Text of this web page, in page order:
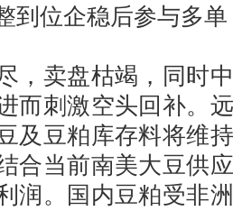
位企稳后参与多单
卖盘枯竭，同时中
而刺激空头回补。
及豆粕库存料将维
合当前南美大豆供
润。国内豆粕受非